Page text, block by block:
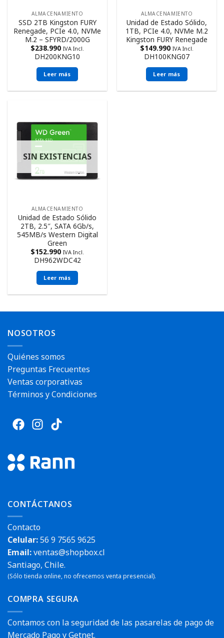
ALMACENAMIENTO
SSD 2TB Kingston FURY
Renegade, PCIe 4.0, NVMe
M.2 – SFYRD/2000G
$238.990 IVA Incl.
DH200KNG10
Leer más
ALMACENAMIENTO
Unidad de Estado Sólido,
1TB, PCIe 4.0, NVMe M.2
Kingston FURY Renegade
$149.990 IVA Incl.
DH100KNG07
Leer más
SIN EXISTENCIAS
ALMACENAMIENTO
Unidad de Estado Sólido
2TB, 2.5″, SATA 6Gb/s,
545MB/s Western Digital
Green
$152.990 IVA Incl.
DH962WDC42
Leer más
NOSOTROS
Quiénes somos
Preguntas Frecuentes
Ventas corporativas
Términos y Condiciones
CONTÁCTANOS
Contacto
Celular:56 9 7565 9625
Email:ventas@shopbox.cl
Santiago, Chile.
(Sólo tienda online, no ofrecemos venta presencial).
COMPRA SEGURA
Contamos con la seguridad de las pasarelas de pago de
Mercado Pago y Getnet.